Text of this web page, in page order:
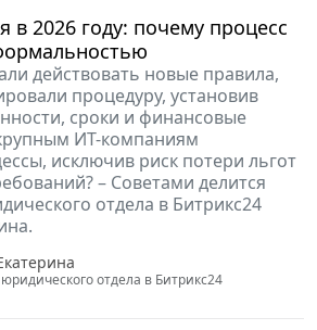
ничто": почему
регулирования ИИ не
ни государству, ни
технологической
для разработчиков и
вице-президент
Адвокатов Елена Авакян.